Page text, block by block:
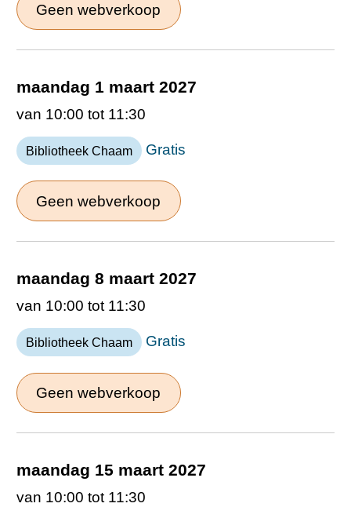
Geen webverkoop
maandag 1 maart 2027
van 10:00 tot 11:30
Bibliotheek Chaam Gratis
Geen webverkoop
maandag 8 maart 2027
van 10:00 tot 11:30
Bibliotheek Chaam Gratis
Geen webverkoop
maandag 15 maart 2027
van 10:00 tot 11:30